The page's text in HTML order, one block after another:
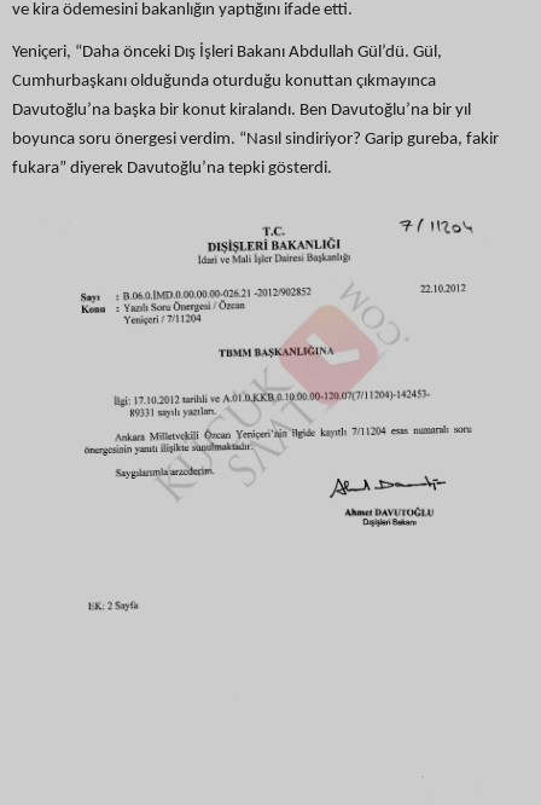
ve kira ödemesini bakanlığın yaptığını ifade etti.
Yeniçeri, “Daha önceki Dış İşleri Bakanı Abdullah Gül’dü. Gül,
Cumhurbaşkanı olduğunda oturduğu konuttan çıkmayınca
Davutoğlu’na başka bir konut kiralandı. Ben Davutoğlu’na bir yıl
boyunca soru önergesi verdim. “Nasıl sindiriyor? Garip gureba, fakir
fukara” diyerek Davutoğlu’na tepki gösterdi.